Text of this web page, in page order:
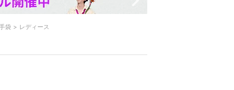
袋 レディース